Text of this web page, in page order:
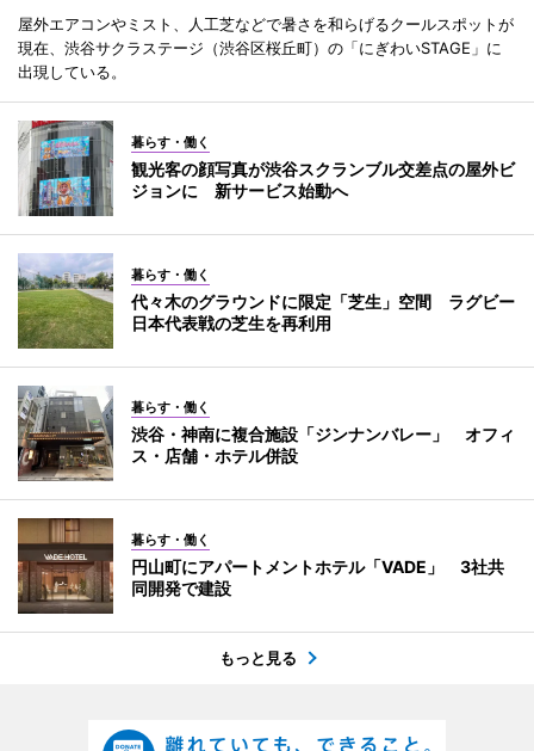
屋外エアコンやミスト、人工芝などで暑さを和らげるクールスポットが
現在、渋谷サクラステージ（渋谷区桜丘町）の「にぎわいSTAGE」に
出現している。
暮らす・働く
観光客の顔写真が渋谷スクランブル交差点の屋外ビ
ジョンに 新サービス始動へ
暮らす・働く
代々木のグラウンドに限定「芝生」空間 ラグビー
日本代表戦の芝生を再利用
暮らす・働く
渋谷・神南に複合施設「ジンナンバレー」 オフィ
ス・店舗・ホテル併設
暮らす・働く
円山町にアパートメントホテル「VADE」 3社共
同開発で建設
もっと見る